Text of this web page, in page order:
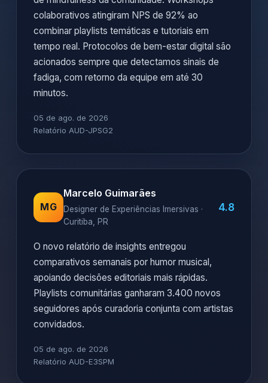
colaborativos atingiram NPS de 92% ao
combinar playlists temáticas e tutoriais em
tempo real. Protocolos de bem-estar digital são
acionados sempre que detectamos sinais de
fadiga, com retorno da equipe em até 30
minutos.
05 de ago. de 2026
Relatório AUD-JPSG2
MG
Marcelo Guimarães
Designer de Experiências Imersivas ·
Curitiba, PR
4.8
O novo relatório de insights entregou
comparativos semanais por humor musical,
apoiando decisões editoriais mais rápidas.
Playlists comunitárias ganharam 3.400 novos
seguidores após curadoria conjunta com artistas
convidados.
05 de ago. de 2026
Relatório AUD-E3SPM